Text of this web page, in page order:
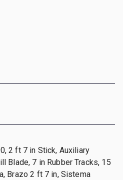
2 ft 7 in Stick, Auxiliary
Blade, 7 in Rubber Tracks, 15
Brazo 2 ft 7 in, Sistema